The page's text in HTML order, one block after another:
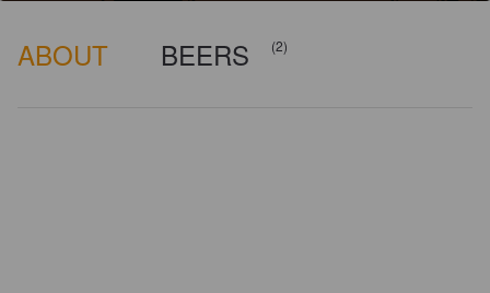
ABOUT BEERS (2)